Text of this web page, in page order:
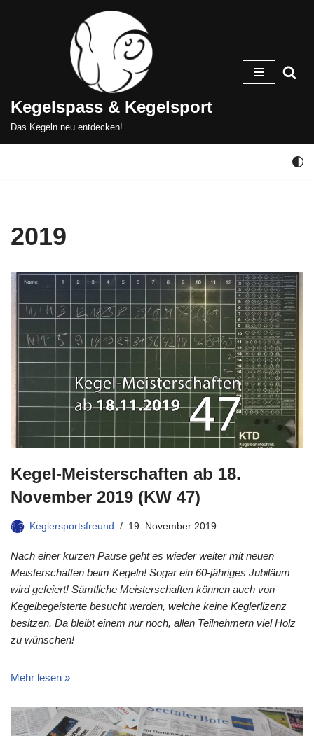
Kegelspass & Kegelsport
Das Kegeln neu entdecken!
2019
Kegel-Meisterschaften ab 18.
November 2019 (KW 47)
Keglersportsfreund 19. November 2019
Nach einer kurzen Pause geht es wieder weiter mit neuen
Meisterschaften beim Kegeln! Sogar ein 60-jähriges Jubiläum
wird gefeiert! Sämtliche Meisterschaften können auch von
Kegelbegeisterte besucht werden, welche keine Keglerlizenz
besitzen. Da bleibt einem nur noch, allen Teilnehmern viel Holz
zu wünschen!
Mehr lesen »